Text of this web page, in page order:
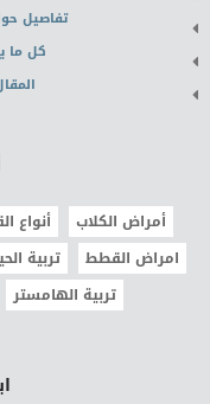
تفاصيل
كل ما
أمراض الكلاب أنواع
امراض القطط
تربية
تربية الهامستر